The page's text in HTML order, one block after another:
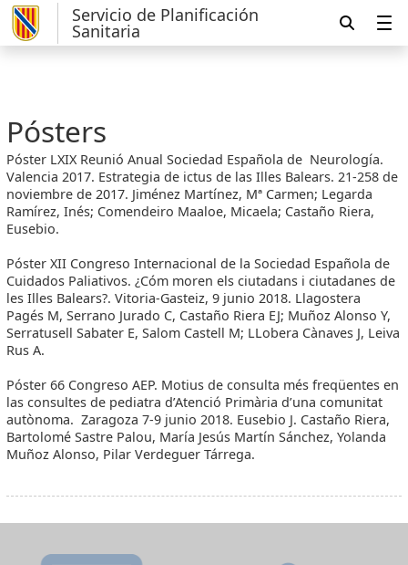
Servicio de Planificación
Sanitaria
Pósters
Póster LXIX Reunió Anual Sociedad Española de Neurología.
Valencia 2017. Estrategia de ictus de las Illes Balears. 21-258 de
noviembre de 2017. Jiménez Martínez, Mª Carmen; Legarda
Ramírez, Inés; Comendeiro Maaloe, Micaela; Castaño Riera,
Eusebio.
Póster XII Congreso Internacional de la Sociedad Española de
Cuidados Paliativos. ¿Cóm moren els ciutadans i ciutadanes de
les Illes Balears?. Vitoria-Gasteiz, 9 junio 2018. Llagostera
Pagés M, Serrano Jurado C, Castaño Riera EJ; Muñoz Alonso Y,
Serratusell Sabater E, Salom Castell M; LLobera Cànaves J, Leiva
Rus A.
Póster 66 Congreso AEP. Motius de consulta més freqüentes en
las consultes de pediatra d’Atenció Primària d’una comunitat
autònoma. Zaragoza 7-9 junio 2018. Eusebio J. Castaño Riera,
Bartolomé Sastre Palou, María Jesús Martín Sánchez, Yolanda
Muñoz Alonso, Pilar Verdeguer Tárrega.